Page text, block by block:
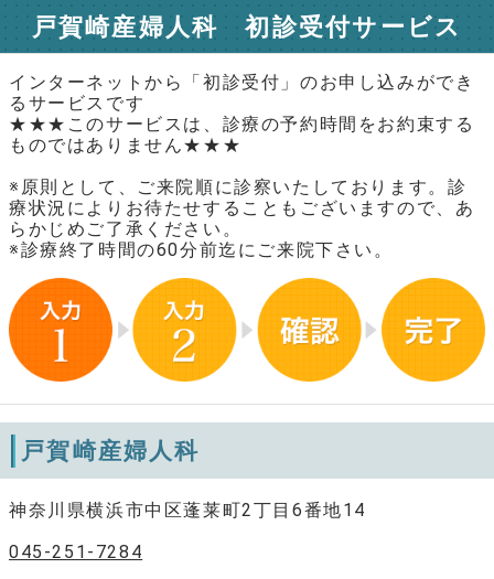
戸賀崎産婦人科 初診受付サービス
インターネットから「初診受付」のお申し込みができ
るサービスです
★★★このサービスは、診療の予約時間をお約束する
ものではありません★★★
※原則として、ご来院順に診察いたしております。診
療状況によりお待たせすることもございますので、あ
らかじめご了承ください。
※診療終了時間の60分前迄にご来院下さい。
戸賀崎産婦人科
神奈川県横浜市中区蓬莱町2丁目6番地14
045-251-7284